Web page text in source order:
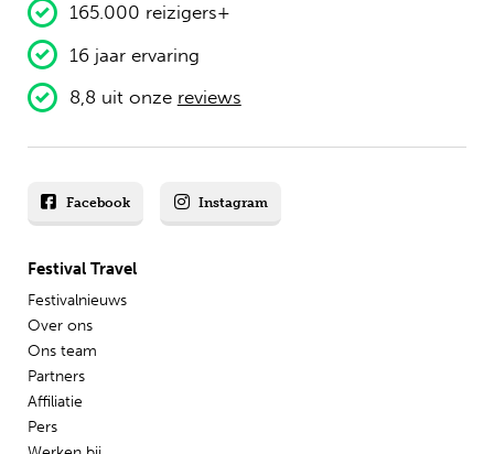
165.000 reizigers+
16 jaar ervaring
8,8 uit onze reviews
Festival Travel
Festivalnieuws
Over ons
Ons team
Partners
Affiliatie
Pers
Facebook Instagram